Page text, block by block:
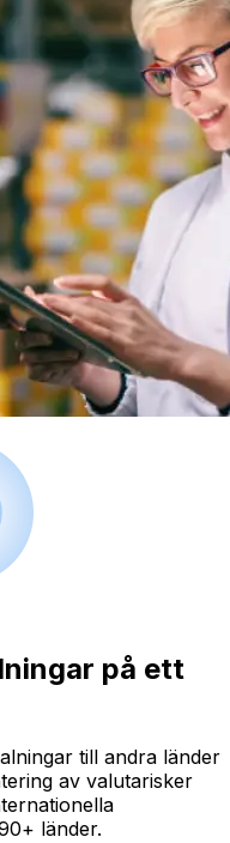
på ett
till andra länder
av valutarisker
länder.